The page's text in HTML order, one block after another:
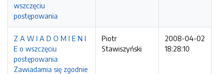
wszczęciu
postępowania
Z A W I A D O M I E N I
E o wszczęciu
postępowania
Zawiadamia się zgodnie
Piotr
Stawiszyński
2008-04-02
18:28:10